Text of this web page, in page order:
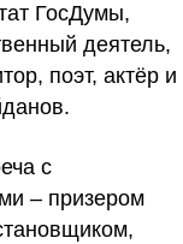
ГосДумы,
деятель,
поэт, актёр и
.
с
– призером